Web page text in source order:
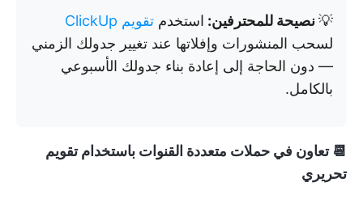
💡نصيحة للمحترفين: استخدم تقويم ClickUp
لسحب المنشورات وإفلاتها عند تغيير جدولك الزمني
— دون الحاجة إلى إعادة بناء جدولك الأسبوعي
بالكامل.
📆 تعاون في حملات متعددة القنوات باستخدام تقويم
تحريري